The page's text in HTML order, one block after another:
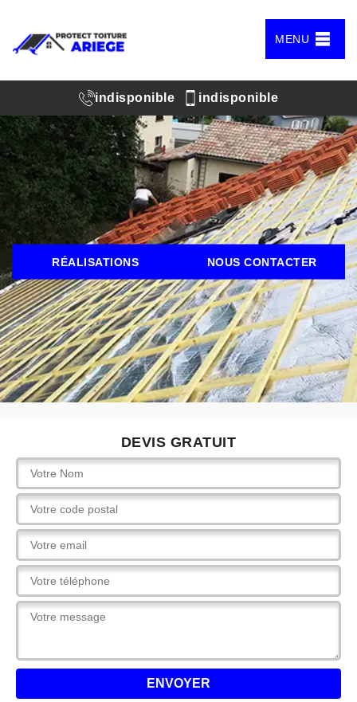
MENU
indisponible indisponible
RÉALISATIONS NOUS CONTACTER
DEVIS GRATUIT